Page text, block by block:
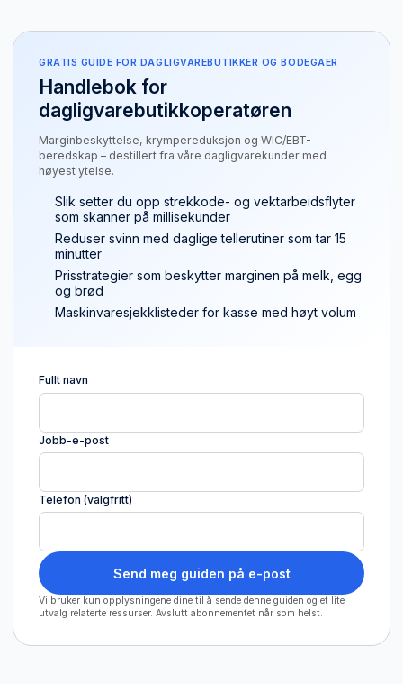
GRATIS GUIDE FOR DAGLIGVAREBUTIKKER OG BODEGAER
Handlebok for
dagligvarebutikkoperatøren
Marginbeskyttelse, krympereduksjon og WIC/EBT-
beredskap – destillert fra våre dagligvarekunder med
høyest ytelse.
Slik setter du opp strekkode- og vektarbeidsflyter
som skanner på millisekunder
Reduser svinn med daglige tellerutiner som tar 15
minutter
Prisstrategier som beskytter marginen på melk, egg
og brød
Maskinvaresjekklisteder for kasse med høyt volum
Fullt navn
Jobb-e-post
Telefon (valgfritt)
Send meg guiden på e-post
Vi bruker kun opplysningene dine til å sende denne guiden og et lite
utvalg relaterte ressurser. Avslutt abonnementet når som helst.